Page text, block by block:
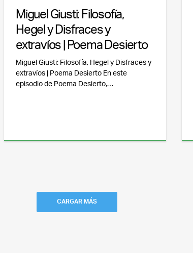
Miguel Giusti: Filosofía,
Hegel y Disfraces y
extravíos | Poema Desierto
Miguel Giusti: Filosofía, Hegel y Disfraces y
extravíos | Poema Desierto En este
episodio de Poema Desierto,…
CARGAR MÁS